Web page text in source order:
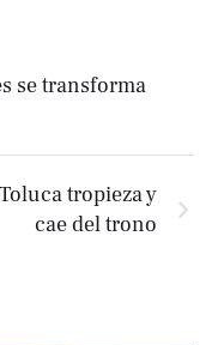
se transforma
tropieza y
cae del trono